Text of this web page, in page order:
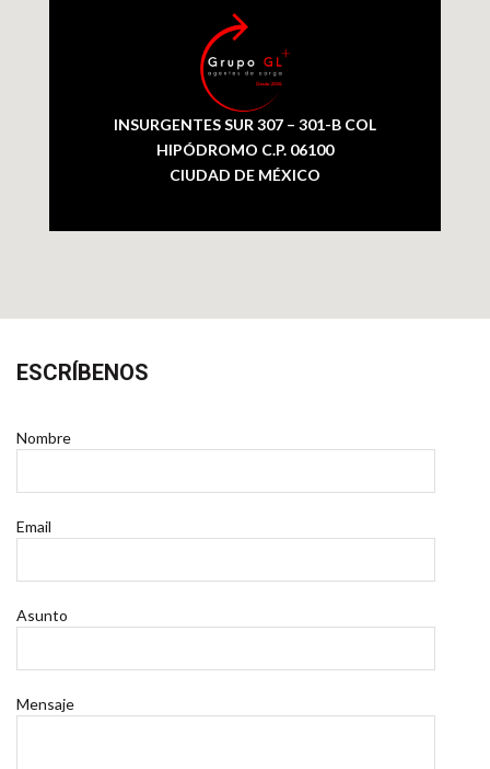
INSURGENTES SUR 307 – 301-B COL
HIPÓDROMO C.P. 06100
CIUDAD DE MÉXICO
ESCRÍBENOS
Nombre
Email
Asunto
Mensaje